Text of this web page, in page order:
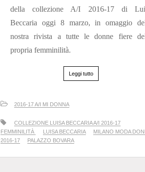
della collezione A/I 2016-17 di
Beccaria oggi 8 marzo, in omaggio
nostra rivista a tutte le donne fiere
propria femminilità.
Leggi tutto
2016-17 A/I MI DONNA
COLLEZIONE LUISA BECCARIA A/I 2016-17
FEMMINILITÀ
LUISA BECCARIA
MILANO MODA
2016-17
PALAZZO BOVARA